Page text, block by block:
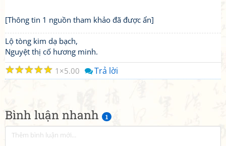
Bình luận nhanh 1
[Thông tin 1 nguồn tham khảo đã được ẩn]
Lộ tòng kim dạ bạch,
Nguyệt thị cố hương minh.
☆
☆
☆
☆
☆ 1 5.00 Trả lời